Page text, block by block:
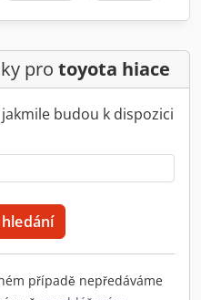
pro toyota hiace
budou k dispozici
případě nepředáváme